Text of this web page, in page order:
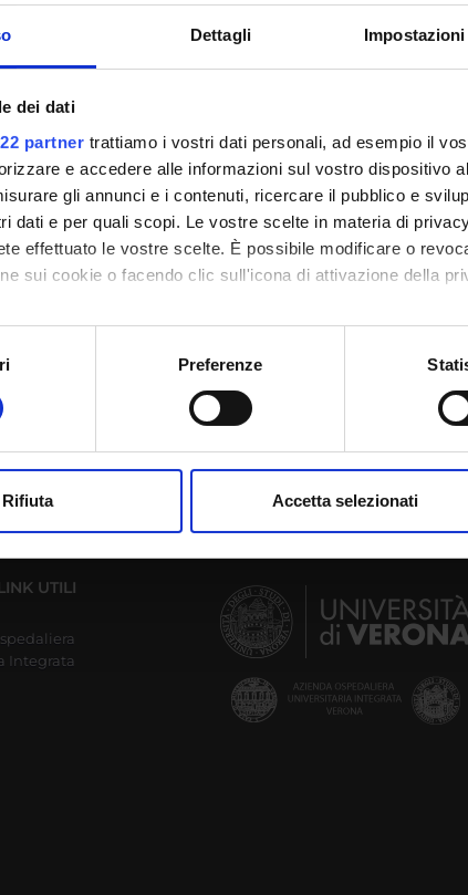
Dettagli
dei dati
partner trattiamo i vostri dati personali, ad esempio il
e accedere alle informazioni sul vostro dispositivo
gli annunci e i contenuti, ricercare il pubblico e
dati e per quali scopi. Le vostre scelte in materia di
effettuato le vostre scelte. È possibile modificare o
sui cookie o facendo clic sull'icona di attivazione della
vorremmo anche:
informazioni sulla tua posizione geografica, con
il tuo consenso in qualsiasi momento dalla
dal tuo utilizzo dei loro servizi.
Preferenze
Rifiuta Accetta selezionati
Lingua di erogazione
Periodo
UTILI
Integrata